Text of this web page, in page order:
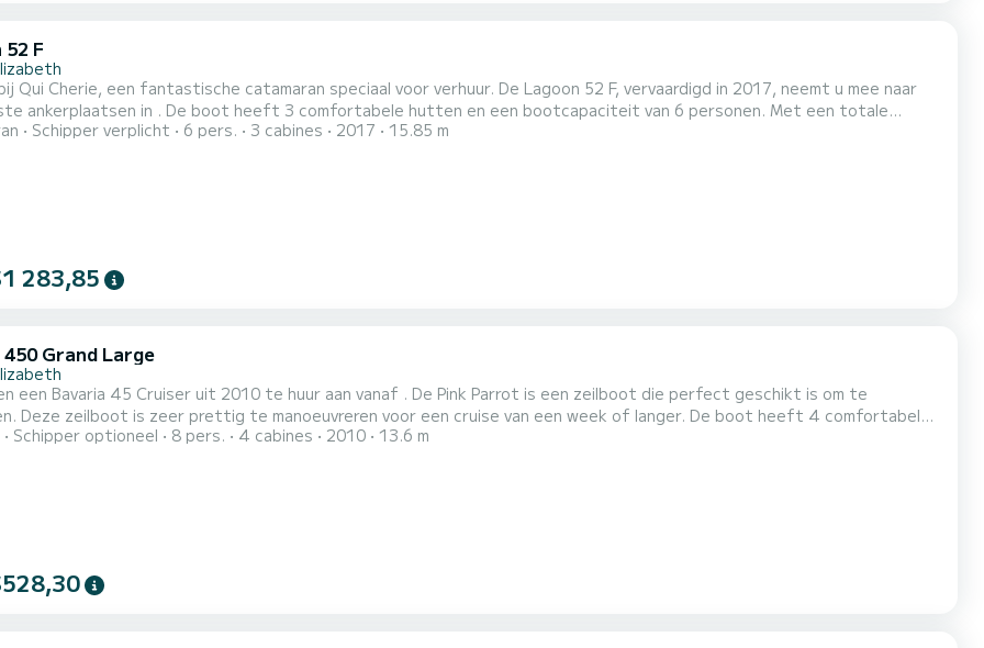
52 F
Qui Cherie, een fantastische catamaran speciaal voor verhuur. De Lagoon 52 F, vervaardigd in 2017, neemt u mee naar
heeft 3 comfortabele hutten en een bootcapaciteit van 6 personen. Met een totale
16 meter is het uw beste bondgenoot voor een buitengewone vakantie op het water in de omgeving van Deze Lagoon
Schipper verplicht 6 pers. 3 cabines 2017 15.85 m
283,85
Grand Large
een Bavaria 45 Cruiser uit 2010 te huur aan vanaf . De Pink Parrot is een zeilboot die perfect geschikt is om te
zeilboot is zeer prettig te manoeuvreren voor een cruise van een week of langer. De boot heeft 4 comfortabele
een bootcapaciteit van 8 personen. Met een totale lengte van 14 meter is hij uw beste bondgenoot voor een
Schipper optioneel 8 pers. 4 cabines 2010 13.6 m